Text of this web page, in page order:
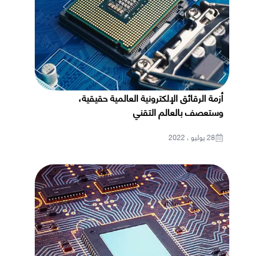
أزمة الرقائق الإلكترونية العالمية حقيقية،
وستعصف بالعالم التقني
28 يوليو ، 2022